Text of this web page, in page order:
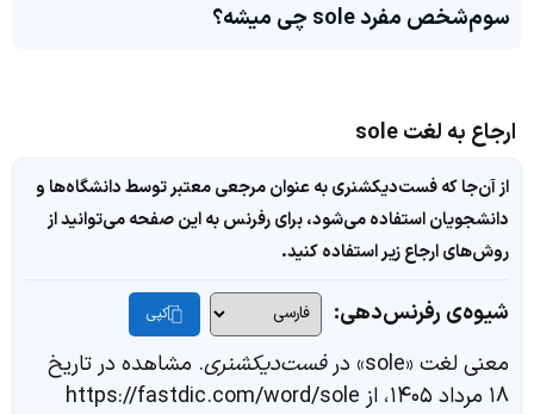
سوم‌شخص مفرد sole چی میشه؟
ارجاع به لغت sole
از آن‌جا که فست‌دیکشنری به عنوان مرجعی معتبر توسط دانشگاه‌ها و
دانشجویان استفاده می‌شود، برای رفرنس به این صفحه می‌توانید از
روش‌های ارجاع زیر استفاده کنید.
شیوه‌ی رفرنس‌دهی: کپی
معنی لغت «sole» در فست‌دیکشنری. مشاهده در تاریخ
۱۸ مرداد ۱۴۰۵، از https://fastdic.com/word/sole